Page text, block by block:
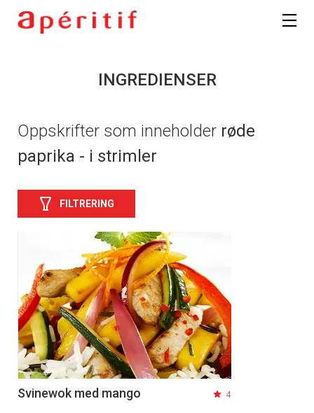
INGREDIENSER
Oppskrifter som inneholder røde
paprika - i strimler
FILTRERING
Svinewok med mango 4